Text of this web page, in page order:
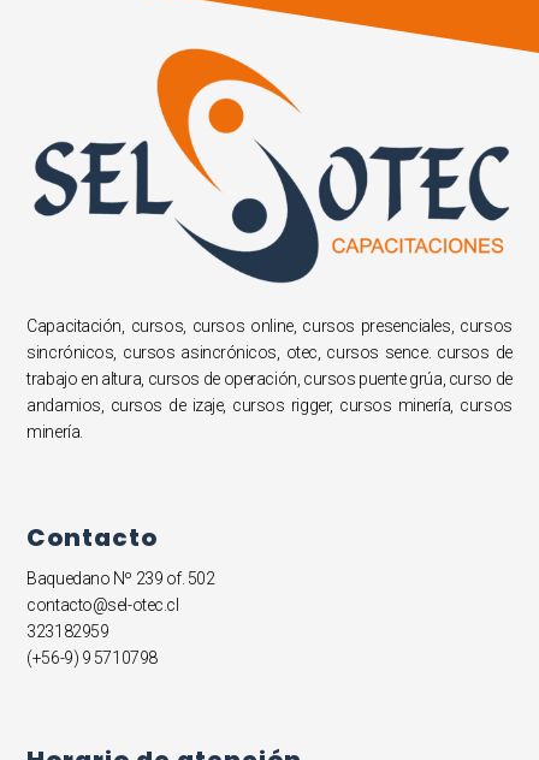
Capacitación, cursos, cursos online, cursos presenciales, cursos
sincrónicos, cursos asincrónicos, otec, cursos sence. cursos de
trabajo en altura, cursos de operación, cursos puente grúa, curso de
andamios, cursos de izaje, cursos rigger, cursos minería, cursos
minería.
Contacto
Baquedano Nº 239 of. 502
contacto@sel-otec.cl
323182959
(+56-9) 9 5710798